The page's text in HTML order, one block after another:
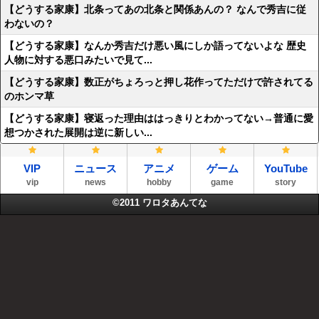
【どうする家康】北条ってあの北条と関係あんの？ なんで秀吉に従
わないの？
【どうする家康】なんか秀吉だけ悪い風にしか語ってないよな 歴史
人物に対する悪口みたいで見て...
【どうする家康】数正がちょろっと押し花作ってただけで許されてる
のホンマ草
【どうする家康】寝返った理由ははっきりとわかってない→普通に愛
想つかされた展開は逆に新しい...
VIP
vip
ニュース
news
アニメ
hobby
ゲーム
game
YouTube
story
©2011 ワロタあんてな